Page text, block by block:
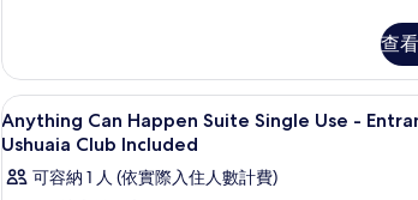
Included
的
所
有
相
Room
Single
Use -
Entrance
to
Ushuaia
查
顯
示
Anything
高級寢具、迷你吧、客房
7
Anything Can Happen Suite Single Use -
Ushuaia Club Included
可容納 1 人 (依實際入住人數計費)